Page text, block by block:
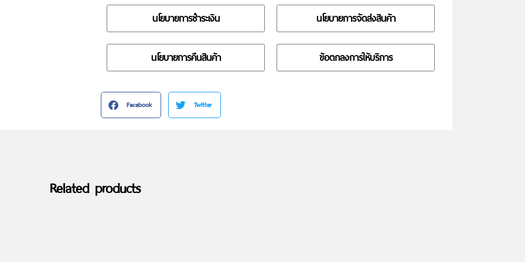
นโยบายการชำระเงิน นโยบายการจัดส่งสินค้า
นโยบายการคืนสินค้า ข้อตกลงการให้บริการ
Facebook Twitter
Related products